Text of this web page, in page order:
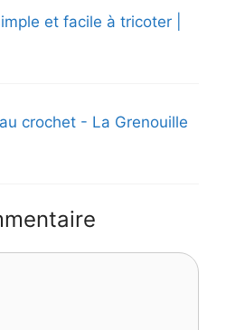
et facile à tricoter |
crochet - La Grenouille